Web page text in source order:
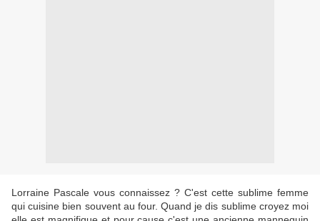
Lorraine Pascale vous connaissez ? C'est cette sublime femme
qui cuisine bien souvent au four. Quand je dis sublime croyez moi